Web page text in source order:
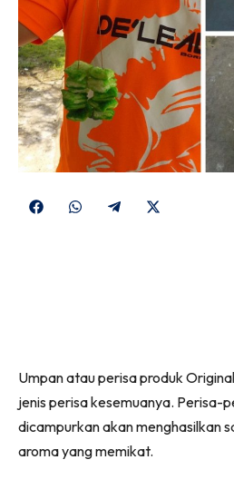
Share
Share
Share
Umpan atau perisa produk
jenis perisa kesemuanya. Perisa-
dicampurkan akan menghasilkan
aroma yang memikat.